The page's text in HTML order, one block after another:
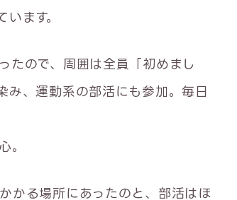
ます。
たので、周囲は全員「初めまし
み、運動系の部活にも参加。毎日
。
かる場所にあったのと、部活はほ